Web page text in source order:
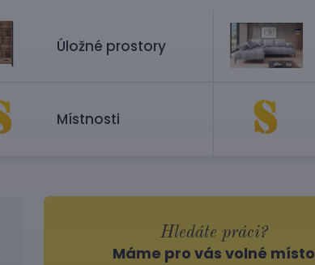
Úložné prostory
Místnosti
Hledáte práci?
Máme pro vás volné místo